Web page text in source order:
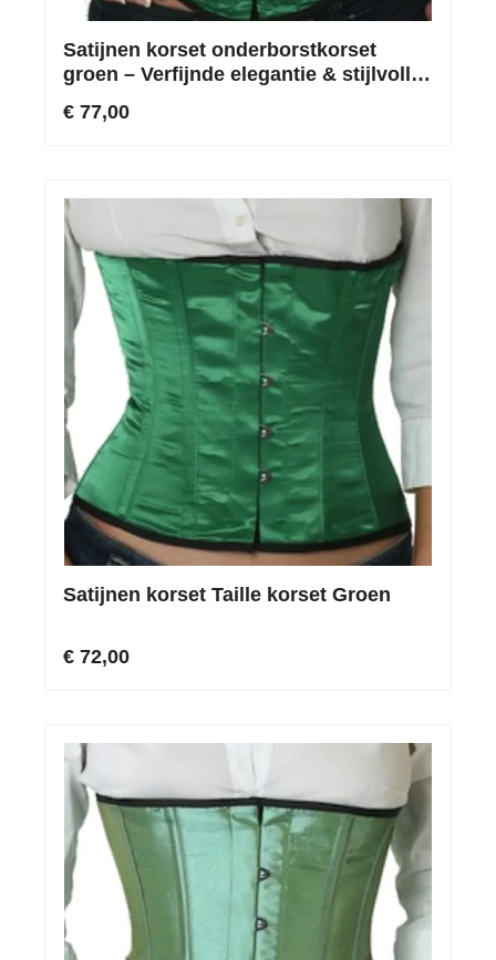
Satijnen korset onderborstkorset
groen – Verfijnde elegantie & stijlvolle
€ 77,00
Satijnen korset Taille korset Groen
€ 72,00